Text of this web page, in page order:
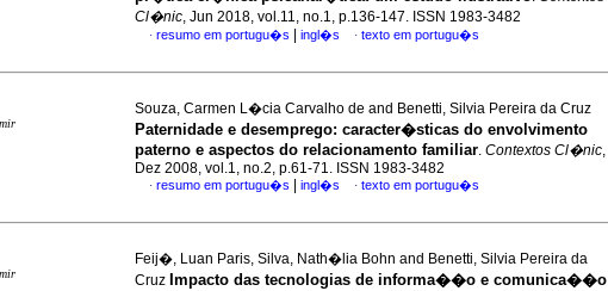
Cl�nic, Jun 2018, vol.11, no.1, p.136-147. ISSN 1983-3482
· resumo em portugu�s ingl�s · texto em portugu�s
Souza, Carmen L�cia Carvalho de and Benetti, Silvia Pereira da Cruz
Paternidade e desemprego: caracter�sticas do envolvimento
paterno e aspectos do relacionamento familiar. Contextos Cl�nic,
Dez 2008, vol.1, no.2, p.61-71. ISSN 1983-3482
· resumo em portugu�s ingl�s · texto em portugu�s
Feij�, Luan Paris, Silva, Nath�lia Bohn and Benetti, Silvia Pereira da
Cruz Impacto das tecnologias de informa��o e comunica��o